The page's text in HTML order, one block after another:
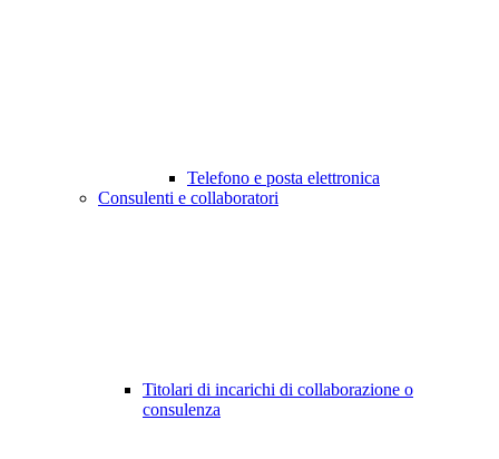
Telefono e posta elettronica
Consulenti e collaboratori
Titolari di incarichi di collaborazione o
consulenza